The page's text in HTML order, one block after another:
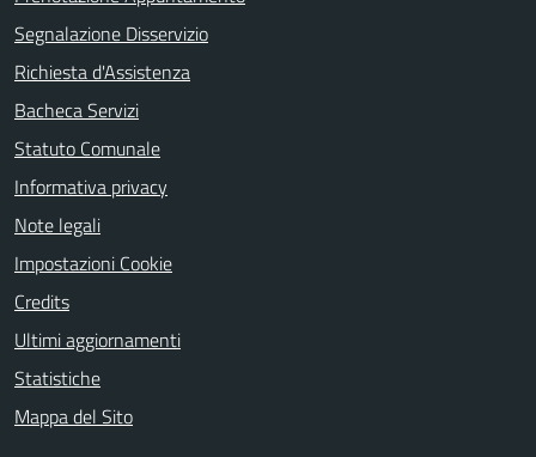
Segnalazione Disservizio
Richiesta d'Assistenza
Bacheca Servizi
Statuto Comunale
Informativa privacy
Note legali
Impostazioni Cookie
Credits
Ultimi aggiornamenti
Statistiche
Mappa del Sito